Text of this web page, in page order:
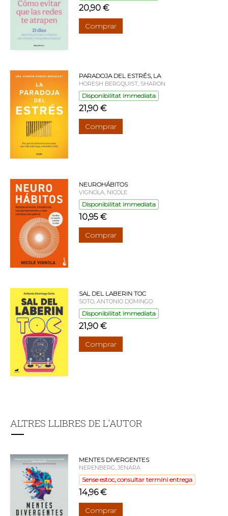
20,90 €
Comprar
PARADOJA DEL ESTRÉS, LA
HORESH BERGQUIST, SHARON
Disponibilitat immediata
21,90 €
Comprar
NEUROHÁBITOS
VIGNOLA, NICOLE
Disponibilitat immediata
10,95 €
Comprar
SAL DEL LABERIN TOC
SOTO, ANTONIO DOMINGO
Disponibilitat immediata
21,90 €
Comprar
ALTRES LLIBRES DE L'AUTOR
MENTES DIVERGENTES
NERENBERG, JENARA
Sense estoc, consultar termini entrega
14,96 €
Comprar